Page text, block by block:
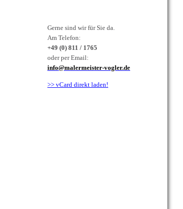
Gerne sind wir für Sie da.
Am Telefon:
+49 (0) 811 / 1765
oder per Email:
info@malermeister-vogler.de
>> vCard direkt laden!